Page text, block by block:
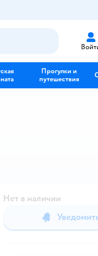
Прогулки и
путешествия
Нет в наличии